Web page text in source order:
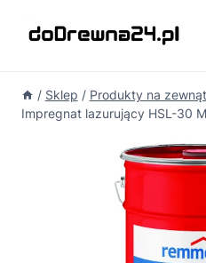
/ Sklep / Produkty na
Impregnat lazurujący HSL-30